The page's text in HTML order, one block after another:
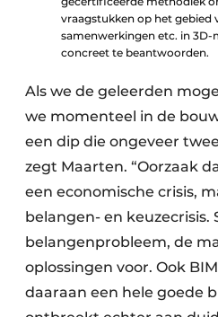
vraagstukken op het gebied
samenwerkingen etc. in 3D-
concreet te beantwoorden.
Als we de geleerden
we momenteel in de
een dip die ongeveer
zegt Maarten. “Oorzaak
een economische crisis,
belangen- en keuzecrisis.
belangenprobleem, de
oplossingen voor. Ook
daaraan een hele goede